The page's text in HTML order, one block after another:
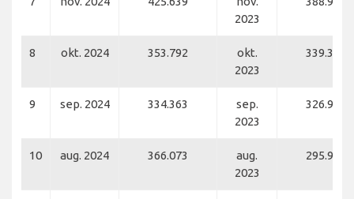
2023
8 okt. 2024 353.792
okt.
2023
339.395
9 sep. 2024 334.363
sep.
2023
326.952
10 aug. 2024 366.073
aug.
2023
295.943